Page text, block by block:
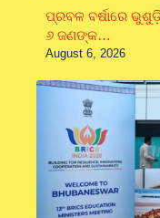
ପ୍ରବଳ ବର୍ଷାରେ
୬ ଜଣଙ୍କ…
August 6, 2026